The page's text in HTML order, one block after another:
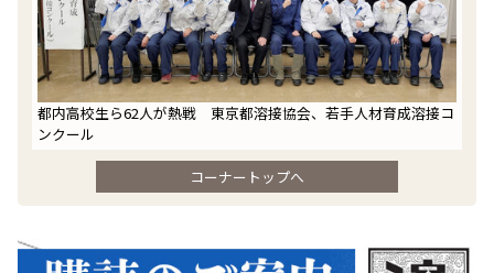
都内高校生ら62人が熱戦 東京都溶接協会、若手人材育成溶接コ
ンクール
コーナートップへ